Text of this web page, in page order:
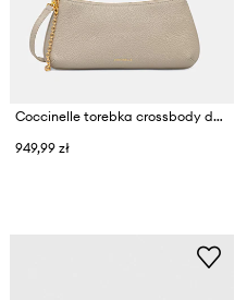
Coccinelle torebka crossbody damska skórzana
949,99 zł